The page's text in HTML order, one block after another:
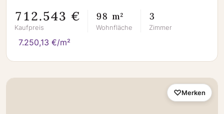
712.543 €
Kaufpreis
98 m²
Wohnfläche
3
Zimmer
7.250,13 €/m²
Merken